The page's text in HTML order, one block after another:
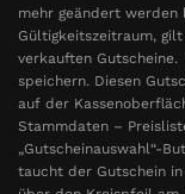
mehr geändert werden
Gültigkeitszeitraum,
verkauften
speichern. Diesen
auf der
Stammdaten –
„Gutscheinauswahl“-
taucht der Gutschein